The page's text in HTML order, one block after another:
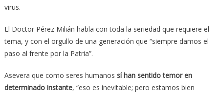
virus.
El Doctor Pérez Milián habla con toda la seriedad que requiere el
tema, y con el orgullo de una generación que “siempre damos el
paso al frente por la Patria”.
Asevera que como seres humanos sí han sentido temor en
determinado instante, “eso es inevitable; pero estamos bien